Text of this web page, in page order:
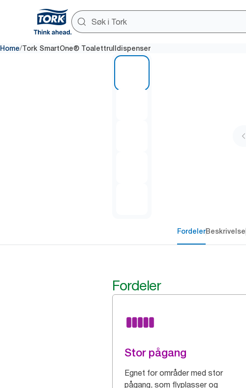
Home/Tork SmartOne® Toalettrulldispenser
FordelerBeskrivelse
Fordeler
Stor pågang
Egnet for områder med stor
pågang, som flyplasser og